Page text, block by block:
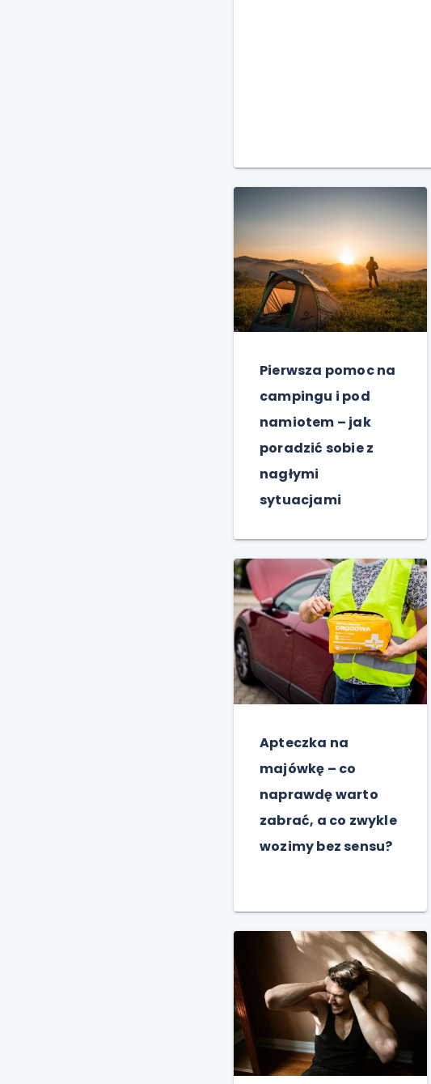
Pierwsza pomoc na
campingu i pod
namiotem – jak
poradzić sobie z
nagłymi
sytuacjami
Apteczka na
majówkę – co
naprawdę warto
zabrać, a co zwykle
wozimy bez sensu?